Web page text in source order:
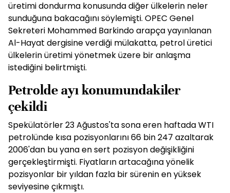
üretimi dondurma konusunda diğer ülkelerin neler
sunduğuna bakacağını söylemişti. OPEC Genel
Sekreteri Mohammed Barkindo arapça yayınlanan
Al-Hayat dergisine verdiği mülakatta, petrol üretici
ülkelerin üretimi yönetmek üzere bir anlaşma
istediğini belirtmişti.
Petrolde ayı konumundakiler
çekildi
Spekülatörler 23 Ağustos'ta sona eren haftada WTI
petrolünde kısa pozisyonlarını 66 bin 247 azaltarak
2006'dan bu yana en sert pozisyon değişikliğini
gerçekleştirmişti. Fiyatların artacağına yönelik
pozisyonlar bir yıldan fazla bir sürenin en yüksek
seviyesine çıkmıştı.